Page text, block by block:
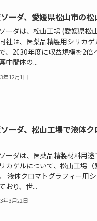
ーダ、愛媛県松山市の
ーダは、松山工場 (愛媛県松
社は、医薬品精製用シリカ
、2030年度に収益規模を2倍
中間体の...
年12月1日
ーダ、松山工場で液体
ーダは、医薬品精製材料用
カゲルについて、松山工場
液体クロマトグラフィー用
おり、世...
年3月22日